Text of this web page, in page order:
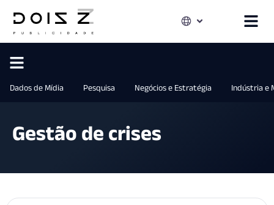
Dados de Mídia Pesquisa Negócios e Estratégia Indústria e
Gestão de crises